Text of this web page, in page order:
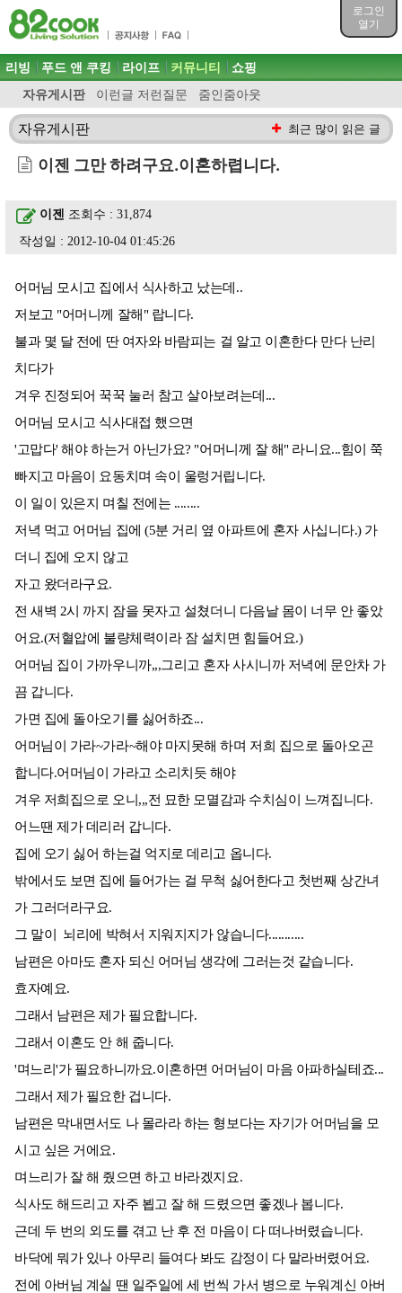
로그인
열기
목차
주메뉴 바로가기
컨텐츠 바로가기
검색 바로가기
로그인 바로가기
주메뉴
리빙 푸드 앤 쿠킹 라이프 커뮤니티
자유게시판 이런글 저런질문 줌인줌아웃
쇼핑
자유게시판 최근 많이 읽은 글
이젠 그만 하려구요.이혼하렵니다.
이젠 조회수 : 31,874
작성일 : 2012-10-04 01:45:26
어머님 모시고 집에서 식사하고 났는데..
저보고 "어머니께 잘해" 랍니다.
불과 몇 달 전에 딴 여자와 바람피는 걸 알고 이혼한다 만다 난리
치다가
겨우 진정되어 꾹꾹 눌러 참고 살아보려는데...
어머님 모시고 식사대접 했으면
'고맙다' 해야 하는거 아닌가요? "어머니께 잘 해" 라니요...힘이 쭉
빠지고 마음이 요동치며 속이 울렁거립니다.
이 일이 있은지 며칠 전에는 ........
저녁 먹고 어머님 집에 (5분 거리 옆 아파트에 혼자 사십니다.) 가
더니 집에 오지 않고
자고 왔더라구요.
전 새벽 2시 까지 잠을 못자고 설쳤더니 다음날 몸이 너무 안 좋았
어요.(저혈압에 불량체력이라 잠 설치면 힘들어요.)
어머님 집이 가까우니까,,,그리고 혼자 사시니까 저녁에 문안차 가
끔 갑니다.
가면 집에 돌아오기를 싫어하죠...
어머님이 가라~가라~해야 마지못해 하며 저희 집으로 돌아오곤
합니다.어머님이 가라고 소리치듯 해야
겨우 저희집으로 오니,,,전 묘한 모멸감과 수치심이 느껴집니다.
어느땐 제가 데리러 갑니다.
집에 오기 싫어 하는걸 억지로 데리고 옵니다.
밖에서도 보면 집에 들어가는 걸 무척 싫어한다고 첫번째 상간녀
가 그러더라구요.
그 말이 뇌리에 박혀서 지워지지가 않습니다...........
남편은 아마도 혼자 되신 어머님 생각에 그러는것 같습니다.
효자예요.
그래서 남편은 제가 필요합니다.
그래서 이혼도 안 해 줍니다.
'며느리'가 필요하니까요.이혼하면 어머님이 마음 아파하실테죠...
그래서 제가 필요한 겁니다.
남편은 막내면서도 나 몰라라 하는 형보다는 자기가 어머님을 모
시고 싶은 거에요.
며느리가 잘 해 줬으면 하고 바라겠지요.
식사도 해드리고 자주 뵙고 잘 해 드렸으면 좋겠나 봅니다.
근데 두 번의 외도를 겪고 난 후 전 마음이 다 떠나버렸습니다.
바닥에 뭐가 있나 아무리 들여다 봐도 감정이 다 말라버렸어요.
전에 아버님 계실 땐 일주일에 세 번씩 가서 병으로 누워계신 아버